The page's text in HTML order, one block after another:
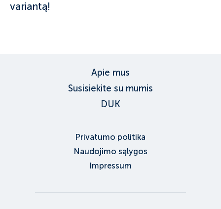
variantą!
Apie mus
Susisiekite su mumis
DUK
Privatumo politika
Naudojimo sąlygos
Impressum